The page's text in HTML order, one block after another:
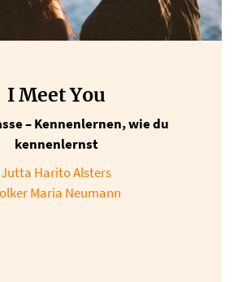
I Meet You
– Kennenlernen, wie du
kennenlernst
Jutta Harito Alsters
Maria Neumann